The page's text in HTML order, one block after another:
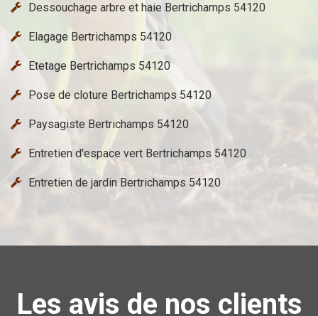
Dessouchage arbre et haie Bertrichamps 54120
Elagage Bertrichamps 54120
Etetage Bertrichamps 54120
Pose de cloture Bertrichamps 54120
Paysagiste Bertrichamps 54120
Entretien d'espace vert Bertrichamps 54120
Entretien de jardin Bertrichamps 54120
Les avis de nos clients